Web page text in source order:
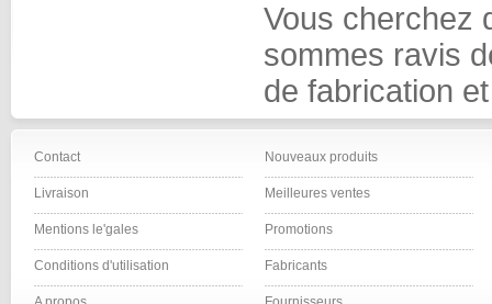
Vous cherchez
sommes ravis
de fabrication
Contact
Livraison
Mentions le'gales
Conditions d'utilisation
Nouveaux produits
Meilleures ventes
Promotions
Fabricants